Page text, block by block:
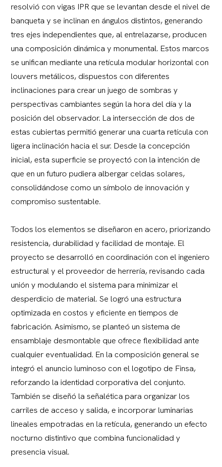
resolvió con vigas IPR que se levantan desde el nivel de
banqueta y se inclinan en ángulos distintos, generando
tres ejes independientes que, al entrelazarse, producen
una composición dinámica y monumental. Estos marcos
se unifican mediante una retícula modular horizontal con
louvers metálicos, dispuestos con diferentes
inclinaciones para crear un juego de sombras y
perspectivas cambiantes según la hora del día y la
posición del observador. La intersección de dos de
estas cubiertas permitió generar una cuarta retícula con
ligera inclinación hacia el sur. Desde la concepción
inicial, esta superficie se proyectó con la intención de
que en un futuro pudiera albergar celdas solares,
consolidándose como un símbolo de innovación y
compromiso sustentable.
Todos los elementos se diseñaron en acero, priorizando
resistencia, durabilidad y facilidad de montaje. El
proyecto se desarrolló en coordinación con el ingeniero
estructural y el proveedor de herrería, revisando cada
unión y modulando el sistema para minimizar el
desperdicio de material. Se logró una estructura
optimizada en costos y eficiente en tiempos de
fabricación. Asimismo, se planteó un sistema de
ensamblaje desmontable que ofrece flexibilidad ante
cualquier eventualidad. En la composición general se
integró el anuncio luminoso con el logotipo de Finsa,
reforzando la identidad corporativa del conjunto.
También se diseñó la señalética para organizar los
carriles de acceso y salida, e incorporar luminarias
lineales empotradas en la retícula, generando un efecto
nocturno distintivo que combina funcionalidad y
presencia visual.